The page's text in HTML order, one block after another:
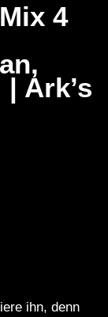
@
4
Ark’s
ihn, denn